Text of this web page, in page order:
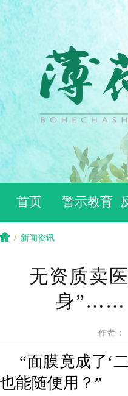
首页 警示教育
/ 新闻资讯
无资质卖
身”……
作者
“面膜竟成了‘
也能随便用？”